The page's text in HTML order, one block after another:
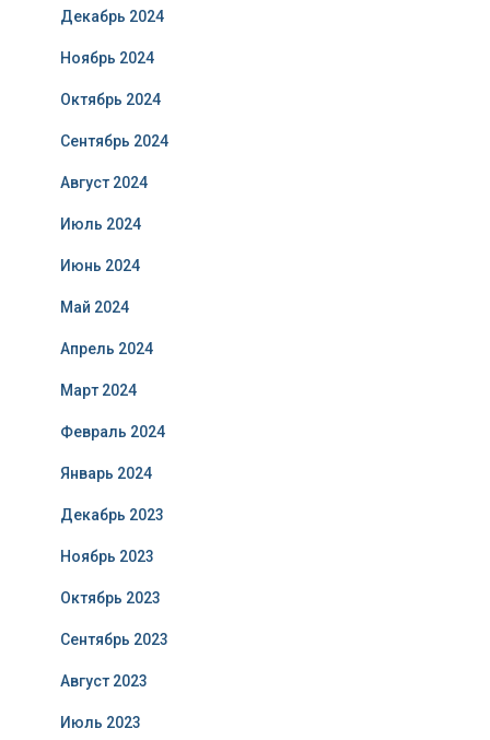
Декабрь 2024
Ноябрь 2024
Октябрь 2024
Сентябрь 2024
Август 2024
Июль 2024
Июнь 2024
Май 2024
Апрель 2024
Март 2024
Февраль 2024
Январь 2024
Декабрь 2023
Ноябрь 2023
Октябрь 2023
Сентябрь 2023
Август 2023
Июль 2023